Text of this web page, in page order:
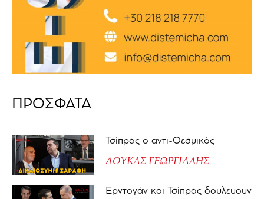
ΠΡΟΣΦΑΤΑ
Τσίπρας ο αντι-Θεσμικός
ΛΟΥΚΑΣ ΓΕΩΡΓΙΑΔΗΣ
Ερντογάν και Τσίπρας δουλεύουν